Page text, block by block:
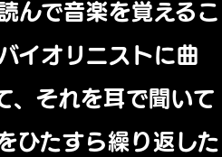
んで音楽を覚えるこ
イオリニストに曲
、それを耳で聞いて
ひたすら繰り返した